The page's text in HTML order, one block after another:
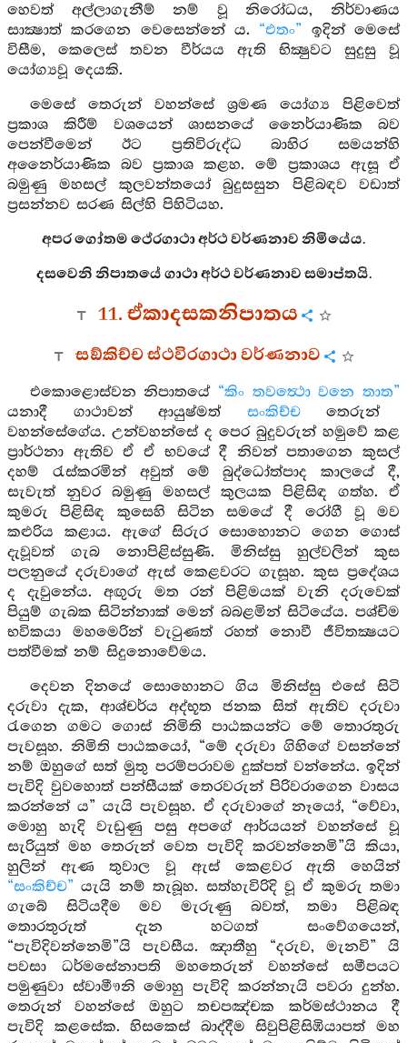
හෙවත් අල්ලාගැනීම් නම් වූ නිරෝධය, නිර්වාණය
සාක්‍ෂාත් කරගෙන වෙසෙන්නේ ය. “එතං” ඉදින් මෙසේ
විසීම, කෙලෙස් තවන වීර්යය ඇති භික්‍ෂුවට සුදුසු වූ
යෝග්‍යවූ දෙයකි.
මෙසේ තෙරුන් වහන්සේ ශ්‍රමණ යෝග්‍ය පිළිවෙත්
ප්‍රකාශ කිරීම් වශයෙන් ශාසනයේ නෛර්යාණික බව
පෙන්වීමෙන් ඊට ප්‍රතිවිරුද්ධ බාහිර සමයන්හි
අනෛර්යාණික බව ප්‍රකාශ කළහ. මේ ප්‍රකාශය ඇසූ ඒ
බමුණු මහසල් කුලවන්තයෝ බුදුසසුන පිළිබඳව වඩාත්
ප්‍රසන්නව සරණ සිල්හි පිහිටියහ.
අපර ගෝතම ථේරගාථා අර්ථ වර්ණනාව නිමියේය.
දසවෙනි නිපාතයේ ගාථා අර්ථ වර්ණනාව සමාප්තයි.
11. ඒකාදසකනිපාතය
සඞ්කිච්ච ස්ථවිරගාථා වර්ණනාව
එකොළොස්වන නිපාතයේ “කිං තවත්‍ථො වනෙ තාත”
යනාදී ගාථාවන් ආයුෂ්මත් සංකිච්චතෙරුන්
වහන්සේගේය. උන්වහන්සේ ද පෙර බුදුවරුන් හමුවේ කළ
ප්‍රාර්ථනා ඇතිව ඒ ඒ භවයේ දී නිවන් පතාගෙන කුසල්
දහම් රැස්කරමින් අවුත් මේ බුද්ධෝත්පාද කාලයේ දී,
සැවැත් නුවර බමුණු මහසල් කුලයක පිළිසිඳ ගත්හ. ඒ
කුමරු පිළිසිඳ කුසෙහි සිටින සමයේ දී රෝගී වූ මව
කළුරිය කළාය. ඇගේ සිරුර සොහොනට ගෙන ගොස්
දැවූවත් ගැබ නොපිළිස්සුණි. මිනිස්සු හුල්වලින් කුස
පලනුයේ දරුවාගේ ඇස් කෙළවරට ගැසූහ. කුස ප්‍රදේශය
ද දැවුනේය. අඟුරු මත රන් පිළිමයක් වැනි දරුවෙක්
පියුම් ගැබක සිටින්නාක් මෙන් බබළමින් සිටියේය. පශ්චිම
භවිකයා මහමෙරින් වැටුණත් රහත් නොවී ජීවිතක්‍ෂයට
පත්වීමක් නම් සිදුනොවේමය.
දෙවන දිනයේ සොහොනට ගිය මිනිස්සු එසේ සිටි
දරුවා දැක, ආශ්චර්ය අද්භූත ජනක සිත් ඇතිව දරුවා
රැගෙන ගමට ගොස් නිමිති පාඨකයන්ට මේ තොරතුරු
පැවසූහ. නිමිති පාඨකයෝ, “මේ දරුවා ගිහිගේ වසන්නේ
නම් ඔහුගේ සත් මුතු පරම්පරාවම දුක්පත් වන්නේය. ඉදින්
පැවිදි වුවහොත් පන්සීයක් තෙරවරුන් පිරිවරාගෙන වාසය
කරන්නේ ය” යැයි පැවසූහ. ඒ දරුවාගේ නෑයෝ, “වේවා,
මොහු හැදි වැඩුණු පසු අපගේ ආර්යයන් වහන්සේ වූ
සැරියුත් මහ තෙරුන් වෙත පැවිදි කරවන්නෙමි”යි කියා,
හුලින් ඇණ තුවාල වූ ඇස් කෙළවර ඇති හෙයින්
“සංකිච්ච” යැයි නම් තැබූහ. සත්හැවිරිදි වූ ඒ කුමරු තමා
ගැබේ සිටියදීම මව මැරුණු බවත්, තමා පිළිබඳ
තොරතුරුත් දැන හටගත් සංවේගයෙන්,
“පැවිදිවන්නෙමි”යි පැවසීය. ඤාතීහු “දරුව, මැනවි” යි
පවසා ධර්මසේනාපති මහතෙරුන් වහන්සේ සමීපයට
පමුණුවා ස්වාමීෟනි මොහු පැවිදි කරන්නැයි පවරා දුන්හ.
තෙරුන් වහන්සේ ඔහුට තචපඤ්චක කර්මස්ථානය දී
පැවිදි කළසේක. හිසකෙස් බාද්දීම සිවුපිළිසිඹියාපත් මහ